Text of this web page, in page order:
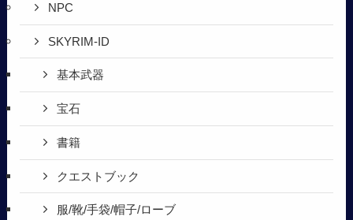
NPC
SKYRIM-ID
基本武器
宝石
書籍
クエストブック
服/靴/手袋/帽子/ローブ